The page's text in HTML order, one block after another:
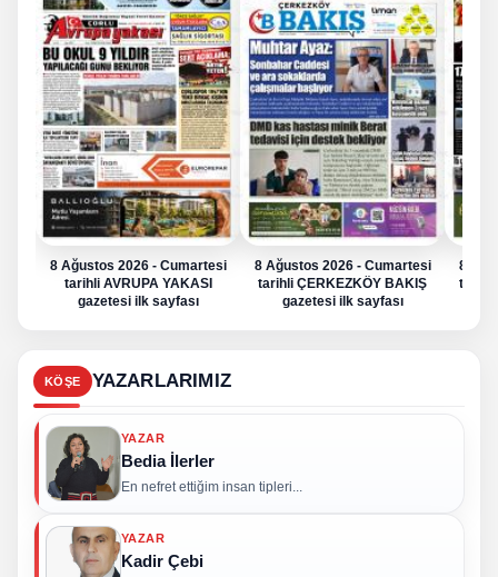
8 Ağustos 2026 - Cumartesi
tarihli AVRUPA YAKASI
gazetesi ilk sayfası
8 Ağustos 2026 - Cumartesi
tarihli ÇERKEZKÖY BAKIŞ
gazetesi ilk sayfası
8
tarihli
KÖŞE YAZARLARIMIZ
YAZAR
Bedia İlerler
En nefret ettiğim insan tipleri...
YAZAR
Kadir Çebi